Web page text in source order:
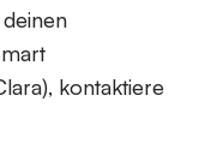
kontaktiere